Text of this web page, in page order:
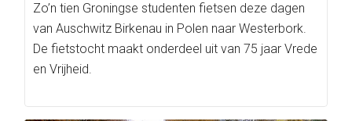
Zo’n tien Groningse studenten fietsen deze dagen
van Auschwitz Birkenau in Polen naar Westerbork.
De fietstocht maakt onderdeel uit van 75 jaar Vrede
en Vrijheid.